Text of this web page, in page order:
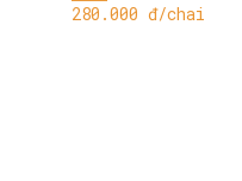
280.000 đ/chai